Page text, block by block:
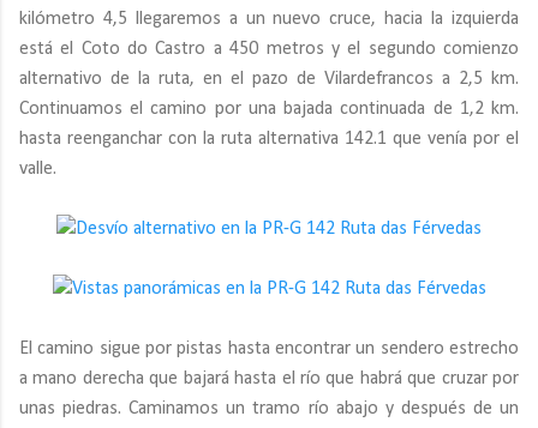
kilómetro 4,5 llegaremos a un nuevo cruce, hacia la izquierda
está el Coto do Castro a 450 metros y el segundo comienzo
alternativo de la ruta, en el pazo de Vilardefrancos a 2,5 km.
Continuamos el camino por una bajada continuada de 1,2 km.
hasta reenganchar con la ruta alternativa 142.1 que venía por el
valle.
El camino sigue por pistas hasta encontrar un sendero estrecho
a mano derecha que bajará hasta el río que habrá que cruzar por
unas piedras. Caminamos un tramo río abajo y después de un